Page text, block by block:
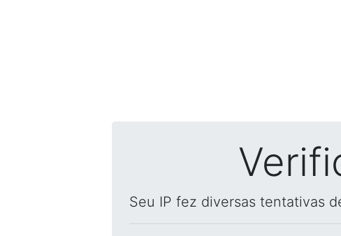
Seu IP fez diversas tentativas